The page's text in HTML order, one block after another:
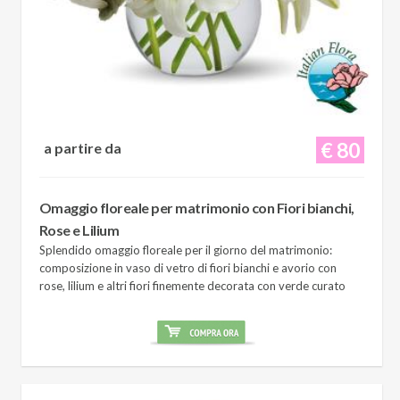
€ 80
a partire da
Omaggio floreale per matrimonio con Fiori bianchi,
Rose e Lilium
Splendido omaggio floreale per il giorno del matrimonio:
composizione in vaso di vetro di fiori bianchi e avorio con
rose, lilium e altri fiori finemente decorata con verde curato